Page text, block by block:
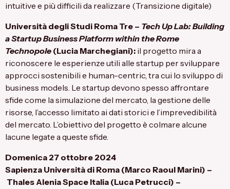
intuitive e più difficili da realizzare (Transizione digitale)
Università degli Studi Roma Tre – Tech Up Lab: Building
a Startup Business Platform within the Rome
Technopole (Lucia Marchegiani): il progetto mira a
riconoscere le esperienze utili alle startup per sviluppare
approcci sostenibili e human-centric, tra cui lo sviluppo di
business models. Le startup devono spesso affrontare
sfide come la simulazione del mercato, la gestione delle
risorse, l’accesso limitato ai dati storici e l’imprevedibilità
del mercato. L’obiettivo del progetto è colmare alcune
lacune legate a queste sfide.
Domenica 27 ottobre 2024
Sapienza Università di Roma (Marco Raoul Marini) –
Thales Alenia Space Italia (Luca Petrucci) –